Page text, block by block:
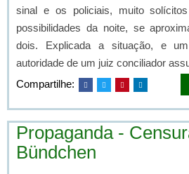
sinal e os policiais, muito
possibilidades da noite, se
dois. Explicada a situação, e
autoridade de um juiz conciliador
Compartilhe:
Propaganda -
Bündchen